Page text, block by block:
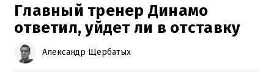
Главный тренер Динамо
ответил, уйдет ли в отставку
Александр Щербатых